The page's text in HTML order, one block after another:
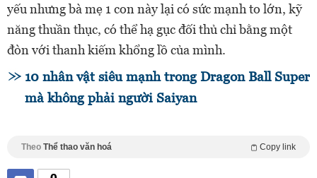
yếu nhưng bà mẹ 1 con này lại có sức mạnh to lớn, kỹ
năng thuần thục, có thể hạ gục đối thủ chỉ bằng một
đòn với thanh kiếm khổng lồ của mình.
10 nhân vật siêu mạnh trong Dragon Ball Super
mà không phải người Saiyan
Theo Thể thao văn hoá Copy link